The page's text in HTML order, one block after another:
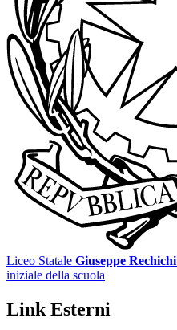
Liceo Statale Giuseppe Rechichi
iniziale della scuola
Link Esterni